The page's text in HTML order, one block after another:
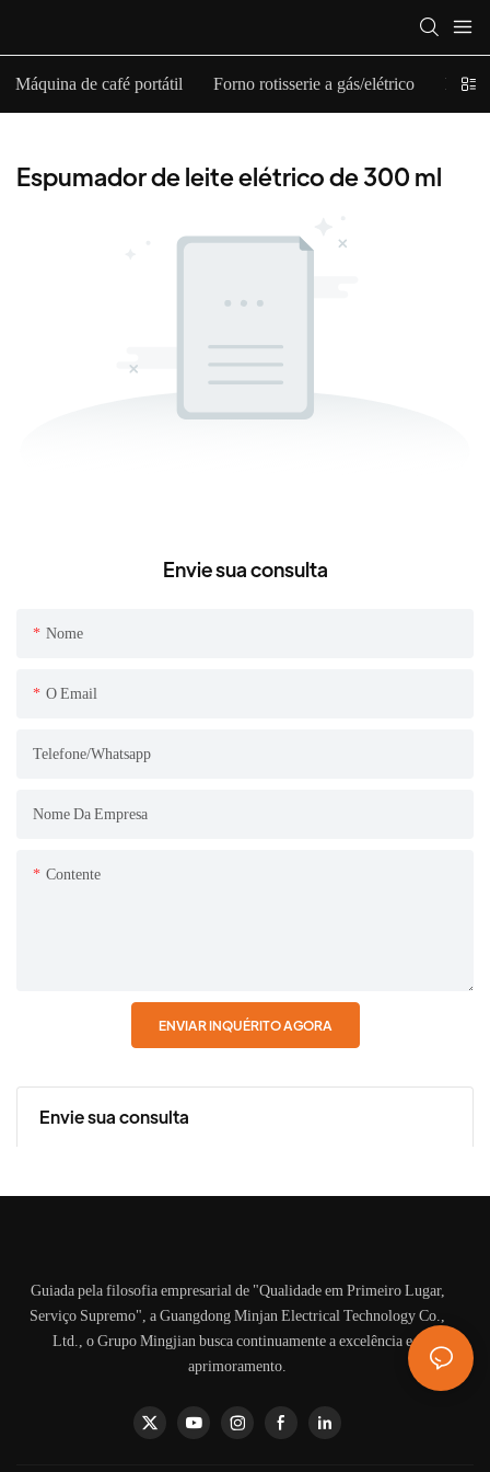
Máquina de café portátil Forno rotisserie a gás/elétrico
Espumador de leite elétrico de 300 ml
Envie sua consulta
Envie sua consulta
Nome
O Email
Telefone/whatsapp
Nome Da Empresa
Contente
ENVIAR INQUÉRITO AGORA
Guiada pela filosofia empresarial de "Qualidade em Primeiro Lugar,
Serviço Supremo", a Guangdong Minjan Electrical Technology Co.,
Ltd., o Grupo Mingjian busca continuamente a excelência e o
aprimoramento.